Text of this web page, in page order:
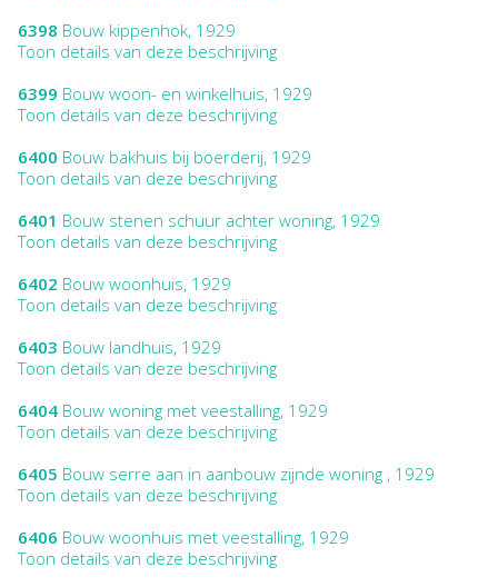
6398 Bouw kippenhok, 1929
Toon details van deze beschrijving
6399 Bouw woon- en winkelhuis, 1929
Toon details van deze beschrijving
6400 Bouw bakhuis bij boerderij, 1929
Toon details van deze beschrijving
6401 Bouw stenen schuur achter woning, 1929
Toon details van deze beschrijving
6402 Bouw woonhuis, 1929
Toon details van deze beschrijving
6403 Bouw landhuis, 1929
Toon details van deze beschrijving
6404 Bouw woning met veestalling, 1929
Toon details van deze beschrijving
6405 Bouw serre aan in aanbouw zijnde woning , 1929
Toon details van deze beschrijving
6406 Bouw woonhuis met veestalling, 1929
Toon details van deze beschrijving